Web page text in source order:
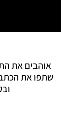
אוהבים את
שתפו את